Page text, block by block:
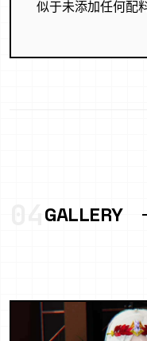
似于未添加任何配
GALLERY